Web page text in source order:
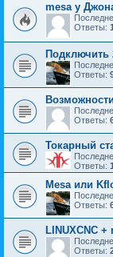
mesa у
Ответы:
Подключить
Ответы:
Ответы:
Токарный
Ответы:
Mesa или
Ответы:
LINUXCNC
Ответы: